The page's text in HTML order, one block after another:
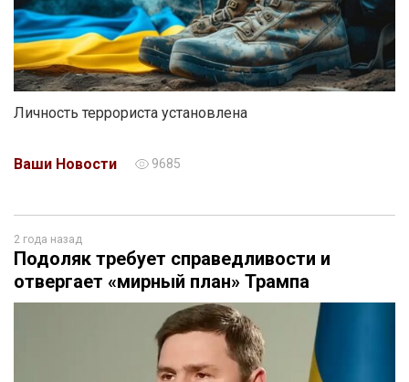
Личность террориста установлена
Ваши Новости 9685
2 года назад
Подоляк требует справедливости и
отвергает «мирный план» Трампа